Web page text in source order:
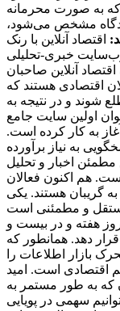
به صورت محرمانه
مشخص می‌شود،
اقتصاد آنلاین با رنک
وب‌سایت خبری-تحلیلی
آنلاین صاحبان
اقتصادی هستند که
شوند و در نتیجه به
اولین سایت جامع
خبری-تحلیلی اقتصاد ایران از سال ۱۳۹۰ آغاز به کار کرده است.
به نیاز برآورده
اخبار و تحلیل
هم اکنون فعالان
گریبان هستند. یکی
و مطمئنی است
هفته و در بیست و
دهد. همانطور که
بازار اطلاعات را
اقتصادی است. امید
که به طور مستمر به
سهمی در پویایی